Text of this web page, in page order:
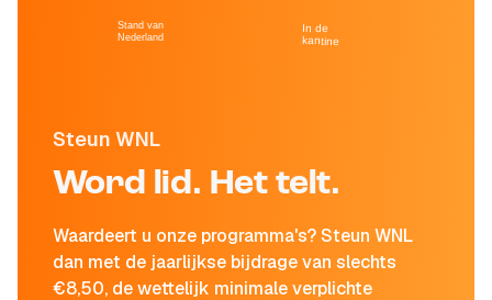
Steun WNL
Word lid. Het telt.
Waardeert u onze programma's? Steun WNL
dan met de jaarlijkse bijdrage van slechts
€8,50, de wettelijk minimale verplichte
Stand van
Nederland
In de
kantine